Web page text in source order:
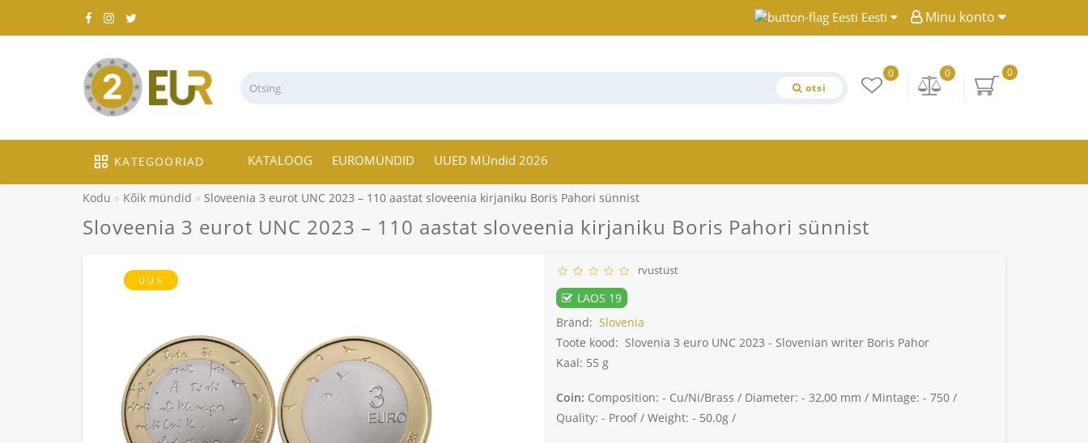
Minu konto
Eesti
otsi
0
0
0
KATEGOORIAD KATALOOG EUROMÜNDID UUED MÜndid 2026
Kodu Kõik mündid Sloveenia 3 eurot UNC 2023 – 110 aastat sloveenia kirjaniku Boris Pahori sünnist
Sloveenia 3 eurot UNC 2023 – 110 aastat sloveenia kirjaniku Boris Pahori sünnist
UUS
rvustust
LAOS 19
Bränd: Slovenia
Toote kood: Slovenia 3 euro UNC 2023 - Slovenian writer Boris Pahor
Kaal: 55 g
Coin: Composition: - Cu/Ni/Brass / Diameter: - 32,00 mm / Mintage: - 750 /
Quality: - Proof / Weight: - 50.0g /